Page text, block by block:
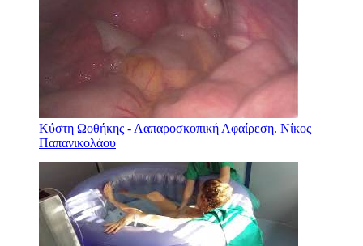
Κύστη Ωοθήκης - Λαπαροσκοπική Αφαίρεση. Νίκος
Παπανικολάου